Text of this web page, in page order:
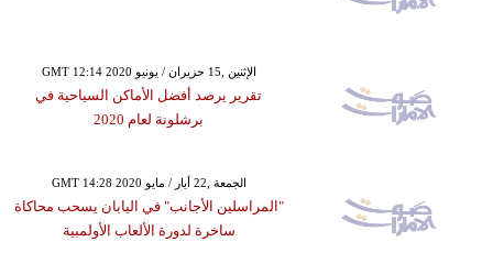
GMT 12:14 2020 الإثنين ,15 حزيران / يونيو
تقرير يرصد أفضل الأماكن السياحية في
برشلونة لعام 2020
GMT 14:28 2020 الجمعة ,22 أيار / مايو
"المراسلين الأجانب" في اليابان يسحب محاكاة
ساخرة لدورة الألعاب الأولمبية